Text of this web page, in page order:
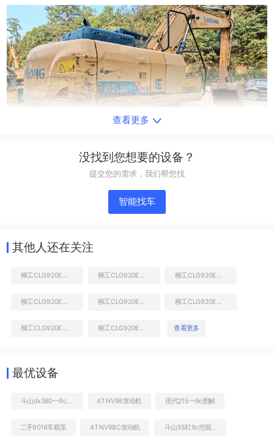
右前45
查看更多
没找到您想要的设备？
提交您的需求，我们帮您找
智能找车
其他人还在关注
查看更多
最优设备
4TNV98发动机 现代215一9c图解
二手9018车载泵 4TNV98C发动机